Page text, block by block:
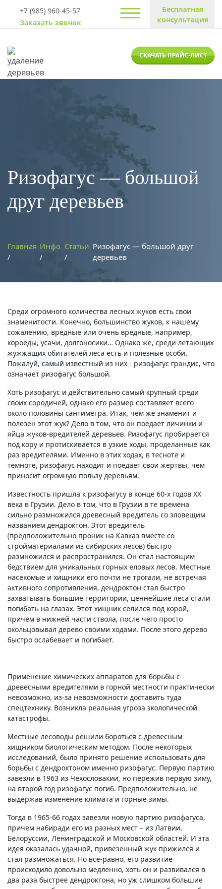
+7 (985) 960-45-57
Заказать звонок
Бесплатная
консультация
СКАЧАТЬ ПРАЙС-ЛИСТ
Ризофагус — большой
друг деревьев
Главная Инфо Статьи Ризофагус — большой друг
деревьев
Среди огромного количества лесных жуков есть свои
знаменитости. Конечно, большинство жуков, к нашему
сожалению, вредные или очень вредные, например,
короеды, усачи, долгоносики… Однако же, среди летающих
жужжащих обитателей леса есть и полезные особи.
Пожалуй, самый известный из них - ризофагус грандис, что
означает ризофагус большой.
Хоть ризофагус и действительно самый крупный среди
своих сородичей, однако его размер составляет всего
около половины сантиметра. Итак, чем же знаменит и
полезен этот жук? Дело в том, что он поедает личинки и
яйца жуков-вредителей деревьев. Ризофагус пробирается
под кору и протискивается в узкие ходы, проделанные как
раз вредителями. Именно в этих ходах, в тесноте и
темноте, ризофагус находит и поедает свои жертвы, чем
приносит огромную пользу деревьям.
Известность пришла к ризофагусу в конце 60-х годов ХХ
века в Грузии. Дело в том, что в Грузии в те времена
сильно размножился древесный вредитель со зловещим
названием дендроктон. Этот вредитель
(предположительно проник на Кавказ вместе со
стройматериалами из сибирских лесов) быстро
размножился и распространился. Он стал настоящим
бедствием для уникальных горных еловых лесов. Местные
насекомые и хищники его почти не трогали, не встречая
активного сопротивления, дендроктон стал быстро
захватывать большие территории, ценнейшие леса стали
погибать на глазах. Этот хищник селился под корой,
причем в нижней части ствола, после чего просто
окольцовывал дерево своими ходами. После этого дерево
быстро ослабевает и погибает.
Применение химических аппаратов для борьбы с
древесными вредителями в горной местности практически
невозможно, из-за невозможности доставить туда
спецтехнику. Возникла реальная угроза экологической
катастрофы.
Местные лесоводы решили бороться с древесным
хищником биологическим методом. После некоторых
исследований, было принято решение использовать для
борьбы с дендроктоном именно ризофагус. Первую партию
завезли в 1963 из Чехословакии, но пережив первую зиму,
на второй год ризофагус погиб. Предположительно, не
выдержав изменение климата и горные зимы.
Тогда в 1965-66 годах завезли новую партию ризофагуса,
причем набиради его из разных мест – из Латвии,
Белоруссии, Ленинградской и Московской областей. И эта
идея оказалась удачной, привезенный жук прижился и
стал размножаться. Но все-равно, его развитие
происходило довольно медленно, хоть он и развивался в
два раза быстрее дендроктона, но уж слишком большие